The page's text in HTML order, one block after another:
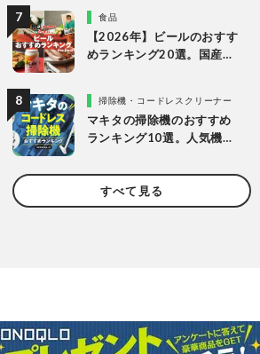
食品
【2026年】ビールのおすす
めランキング20選。国産の
掃除機・コードレスクリーナー
マキタの掃除機のおすすめ
ランキング10選。人気機種
すべて見る